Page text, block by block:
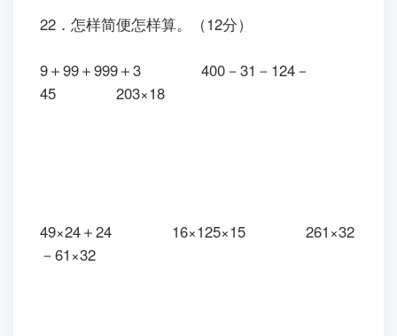
22．怎样简便怎样算。（12分）
9＋99＋999＋3 400－31－124－
45 203×18
49×24＋24 16×125×15 261×32
－61×32